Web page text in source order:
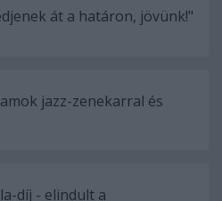
át a határon, jövünk!"
jazz-zenekarral és
díj - elindult a